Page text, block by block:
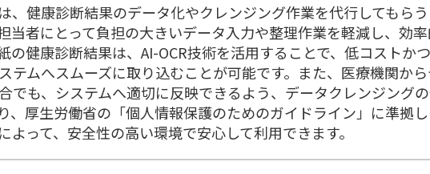
、健康診断結果のデータ化やクレンジング作業を代行してもら
当者にとって負担の大きいデータ入力や整理作業を軽減し、効
の健康診断結果は、AI-OCR技術を活用することで、低コストか
テムへスムーズに取り込むことが可能です。また、医療機関か
でも、システムへ適切に反映できるよう、データクレンジング
、厚生労働省の「個人情報保護のためのガイドライン」に準拠
よって、安全性の高い環境で安心して利用できます。